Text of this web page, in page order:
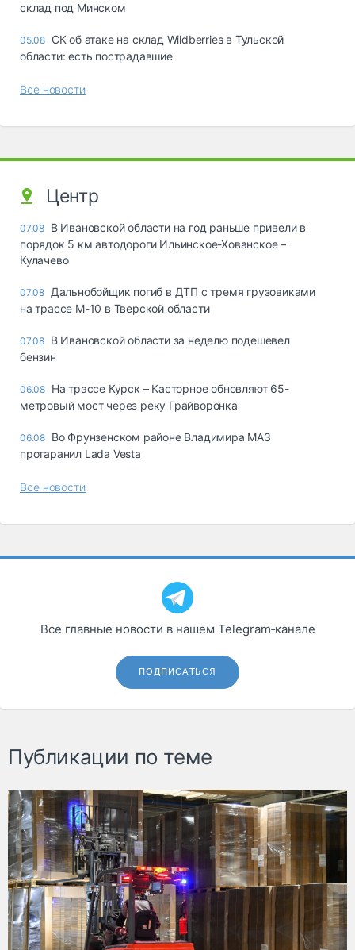
склад под Минском
05.08 СК об атаке на склад Wildberries в Тульской
области: есть пострадавшие
Все новости
Центр
07.08 В Ивановской области на год раньше привели в
порядок 5 км автодороги Ильинское-Хованское –
Кулачево
07.08 Дальнобойщик погиб в ДТП с тремя грузовиками
на трассе М-10 в Тверской области
07.08 В Ивановской области за неделю подешевел
бензин
06.08 На трассе Курск – Касторное обновляют 65-
метровый мост через реку Грайворонка
06.08 Во Фрунзенском районе Владимира МАЗ
протаранил Lada Vesta
Все новости
Все главные новости в нашем Telegram‑канале
ПОДПИСАТЬСЯ
Публикации по теме